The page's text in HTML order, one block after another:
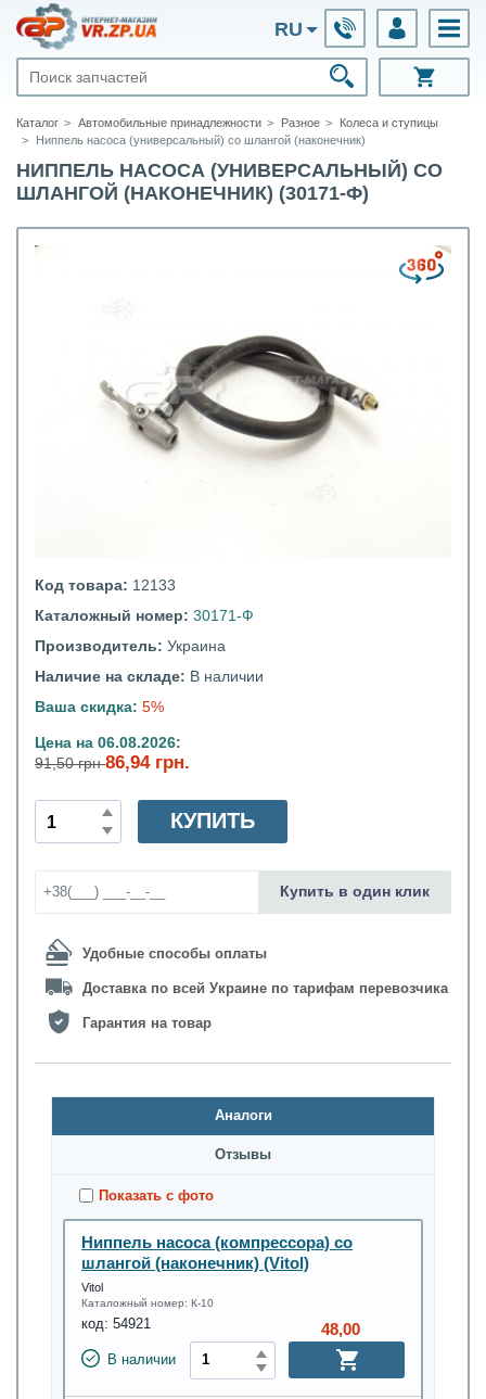
RU
Каталог Автомобильные принадлежности Разное
Колеса и ступицы
Ниппель насоса (универсальный) со шлангой (наконечник)
НИППЕЛЬ НАСОСА (УНИВЕРСАЛЬНЫЙ) СО
ШЛАНГОЙ (НАКОНЕЧНИК) (30171-Ф)
Код товара: 12133
Каталожный номер: 30171-Ф
Производитель: Украина
Наличие на складе: В наличии
Ваша скидка: 5%
Цена на 06.08.2026:
91,50 грн86,94 грн.
Удобные способы оплаты
Доставка по всей Украине по тарифам перевозчика
Гарантия на товар
КУПИТЬ
Купить в один клик
Аналоги
Oтзывы
Показать с фото
Ниппель насоса (компрессора) со
шлангой (наконечник) (Vitol)
Vitol
Каталожный номер: К-10
код: 54921
В наличии
48,00